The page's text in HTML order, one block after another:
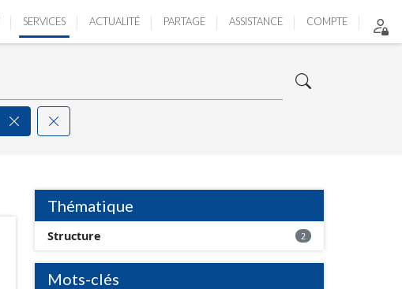
SERVICES ACTUALITÉ PARTAGE ASSISTANCE COMPTE
Thématique
Structure 2
Mots-clés